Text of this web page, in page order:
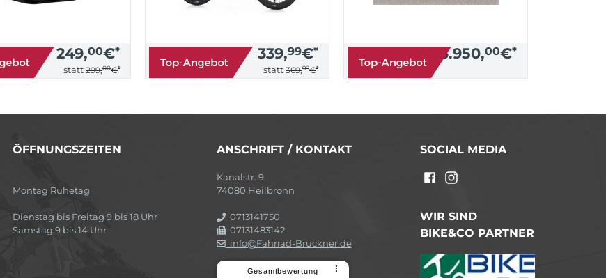
249,00€*
statt 299,00€*
339,99€*
statt 369,99€*
3.950,00€*
ÖFFNUNGSZEITEN
Montag Ruhetag
Dienstag bis Freitag 9 bis 18 Uhr
Samstag 9 bis 14 Uhr
ANSCHRIFT / KONTAKT
Kanalstr. 9
74080 Heilbronn
0713141750
07131483142
info@Fahrrad-Bruckner.de
Gesamtbewertung ⠇
SOCIAL MEDIA
WIR SIND
BIKE&CO PARTNER